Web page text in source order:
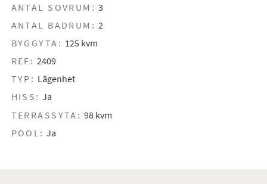
ANTAL SOVRUM: 3
ANTAL BADRUM: 2
BYGGYTA: 125 kvm
REF: 2409
TYP: Lägenhet
HISS: Ja
TERRASSYTA: 98 kvm
POOL: Ja